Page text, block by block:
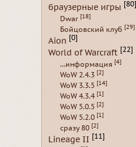
браузерные игры [80]
Dwar [18]
Бойцовский клуб [29]
Aion [0]
World of Warcraft [22]
...информация [4]
WoW 2.4.3 [2]
WoW 3.3.5 [14]
WoW 4.3.4 [1]
WoW 5.0.5 [2]
WoW 5.2.0 [1]
сразу 80 [2]
Lineage II [11]